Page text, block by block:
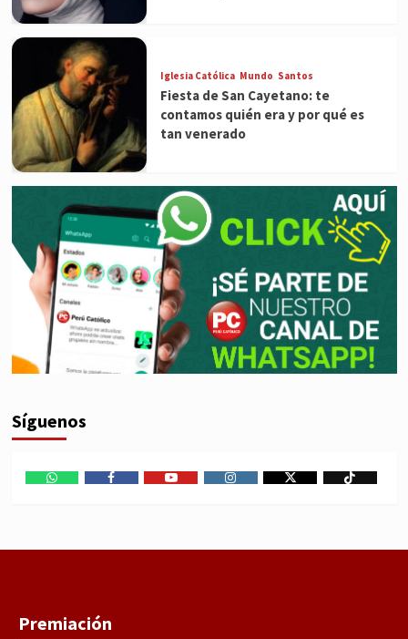
Iglesia Católica Mundo Santos
Fiesta de San Cayetano: te
contamos quién era y por qué es
tan venerado
Síguenos
Premiación